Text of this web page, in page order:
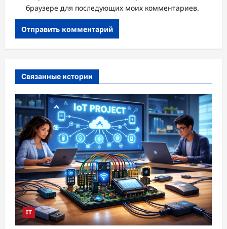
браузере для последующих моих комментариев.
Связанные истории
IT